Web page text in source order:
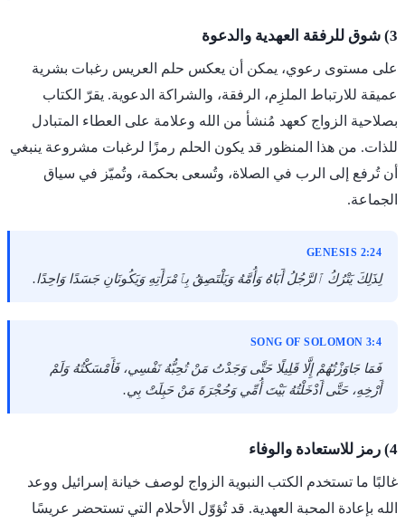
3) شوق للرفقة العهدية والدعوة
على مستوى رعوي، يمكن أن يعكس حلم العريس رغبات بشرية
عميقة للارتباط الملزِم، الرفقة، والشراكة الدعوية. يقرّ الكتاب
بصلاحية الزواج كعهد مُنشأ من الله وعلامة على العطاء المتبادل
للذات. من هذا المنظور قد يكون الحلم رمزًا لرغبات مشروعة ينبغي
أن تُرفع إلى الرب في الصلاة، وتُسعى بحكمة، وتُميّز في سياق
الجماعة.
GENESIS 2:24
لِذَلِكَ يَتْرُكُ ٱلرَّجُلُ أَبَاهُ وَأُمَّهُ وَيَلْتَصِقُ بِٱمْرَأَتِهِ وَيَكُونَانِ جَسَدًا وَاحِدًا.
SONG OF SOLOMON 3:4
فَمَا جَاوَزْتُهُمْ إِلَّا قَلِيلًا حَتَّى وَجَدْتُ مَنْ تُحِبُّهُ نَفْسِي، فَأَمْسَكْتُهُ وَلَمْ
أَرْخِهِ، حَتَّى أَدْخَلْتُهُ بَيْتَ أُمِّي وَحُجْرَةَ مَنْ حَبِلَتْ بِي.
4) رمز للاستعادة والوفاء
غالبًا ما تستخدم الكتب النبوية الزواج لوصف خيانة إسرائيل ووعد
الله بإعادة المحبة العهدية. قد تُؤوّل الأحلام التي تستحضر عريسًا